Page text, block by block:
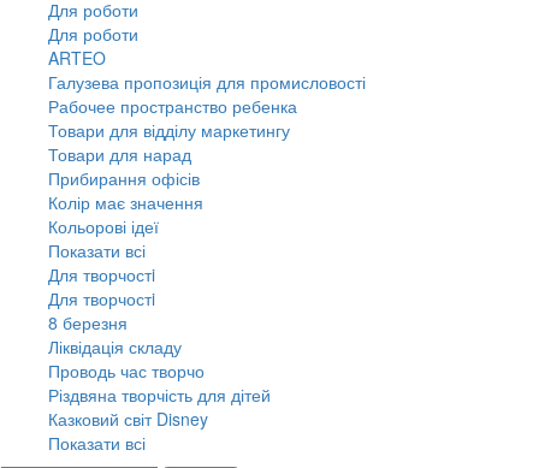
Для роботи
Для роботи
ARTEO
Галузева пропозиція для промисловості
Рабочее пространство ребенка
Товари для відділу маркетингу
Товари для нарад
Прибирання офісів
Колір має значення
Кольорові ідеї
Показати всі
Для творчостi
Для творчостi
8 березня
Ліквідація складу
Проводь час творчо
Різдвяна творчість для дітей
Казковий світ Disney
Показати всі